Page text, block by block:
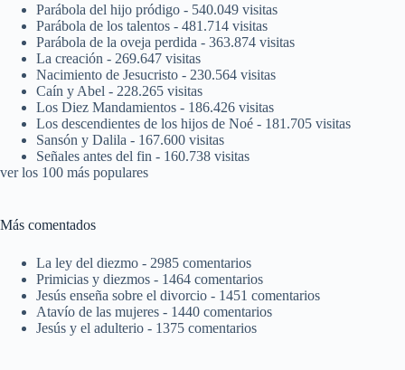
Parábola del hijo pródigo - 540.049 visitas
Parábola de los talentos - 481.714 visitas
Parábola de la oveja perdida - 363.874 visitas
La creación - 269.647 visitas
Nacimiento de Jesucristo - 230.564 visitas
Caín y Abel - 228.265 visitas
Los Diez Mandamientos - 186.426 visitas
Los descendientes de los hijos de Noé - 181.705 visitas
Sansón y Dalila - 167.600 visitas
Señales antes del fin - 160.738 visitas
ver los 100 más populares
Más comentados
La ley del diezmo - 2985 comentarios
Primicias y diezmos - 1464 comentarios
Jesús enseña sobre el divorcio - 1451 comentarios
Atavío de las mujeres - 1440 comentarios
Jesús y el adulterio - 1375 comentarios